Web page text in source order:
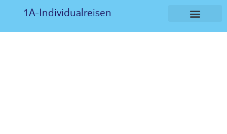
1A-Individualreisen